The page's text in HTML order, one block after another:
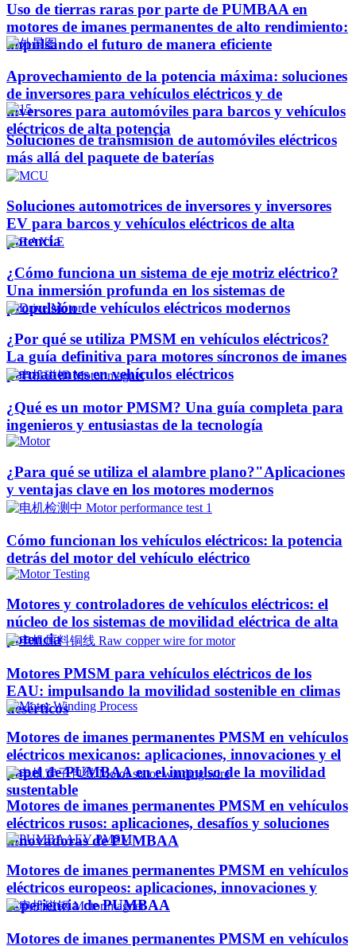
Uso de tierras raras por parte de PUMBAA en
motores de imanes permanentes de alto rendimiento:
impulsando el futuro de manera eficiente
Aprovechamiento de la potencia máxima: soluciones
de inversores para vehículos eléctricos y de
inversores para automóviles para barcos y vehículos
eléctricos de alta potencia
Soluciones de transmisión de automóviles eléctricos
más allá del paquete de baterías
Soluciones automotrices de inversores y inversores
EV para barcos y vehículos eléctricos de alta
potencia
¿Cómo funciona un sistema de eje motriz eléctrico?
Una inmersión profunda en los sistemas de
propulsión de vehículos eléctricos modernos
¿Por qué se utiliza PMSM en vehículos eléctricos?
La guía definitiva para motores síncronos de imanes
permanentes en vehículos eléctricos
¿Qué es un motor PMSM? Una guía completa para
ingenieros y entusiastas de la tecnología
¿Para qué se utiliza el alambre plano?"Aplicaciones
y ventajas clave en los motores modernos
Cómo funcionan los vehículos eléctricos: la potencia
detrás del motor del vehículo eléctrico
Motores y controladores de vehículos eléctricos: el
núcleo de los sistemas de movilidad eléctrica de alta
potencia
Motores PMSM para vehículos eléctricos de los
EAU: impulsando la movilidad sostenible en climas
desérticos
Motores de imanes permanentes PMSM en vehículos
eléctricos mexicanos: aplicaciones, innovaciones y el
papel de PUMBAA en el impulso de la movilidad
sustentable
Motores de imanes permanentes PMSM en vehículos
eléctricos rusos: aplicaciones, desafíos y soluciones
innovadoras de PUMBAA
Motores de imanes permanentes PMSM en vehículos
eléctricos europeos: aplicaciones, innovaciones y
experiencia de PUMBAA
Motores de imanes permanentes PMSM en vehículos